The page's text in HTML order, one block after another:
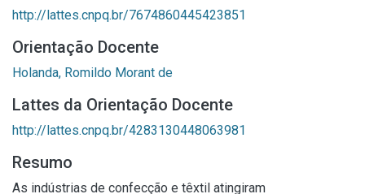
http://lattes.cnpq.br/7674860445423851
Orientação Docente
Holanda, Romildo Morant de
Lattes da Orientação Docente
http://lattes.cnpq.br/4283130448063981
Resumo
As indústrias de confecção e têxtil atingiram